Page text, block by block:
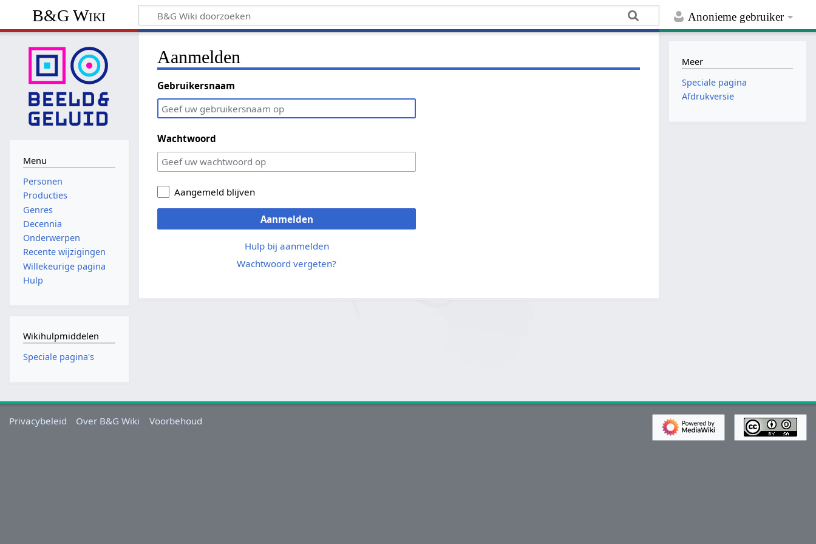
Anonieme gebruiker
B&G Wiki
Aanmelden
Gebruikersnaam
Wachtwoord
Aangemeld blijven
Aanmelden
Hulp bij aanmelden
Wachtwoord vergeten?
Menu
Personen
Producties
Genres
Decennia
Onderwerpen
Recente wijzigingen
Willekeurige pagina
Hulp
Wikihulpmiddelen
Speciale pagina's
Meer
Speciale pagina
Afdrukversie
Privacybeleid Over B&G Wiki Voorbehoud